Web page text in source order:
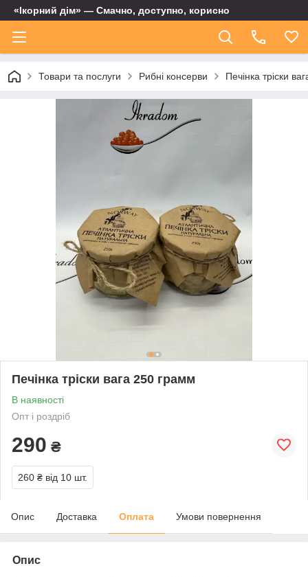
«Ікорний дім» — Смачно, доступно, корисно
Товари та послуги Рибні консерви Печінка тріски
Печінка тріски вага 250 грамм
В наявності
Опт і роздріб
290 ₴
260 ₴ від 10 шт.
Опис Доставка Оплата Умови повернення
Опис